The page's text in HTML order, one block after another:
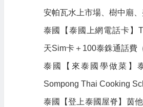
安帕瓦水上市場、樹中廟
泰國【泰國上網電話卡】
天Sim卡＋100泰銖通話費
泰國【來泰國學做菜】
Sompong Thai Cooking
泰國【登上泰國屋脊】茵他